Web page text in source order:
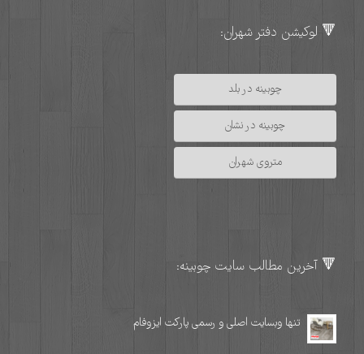
🔻 لوکیشن دفتر شهران:
چوبینه در بلد
چوبینه در نشان
متروی شهران
🔻 آخرین مطالب سایت چوبینه:
تنها وبسایت اصلی و رسمی پارکت ایزوفام